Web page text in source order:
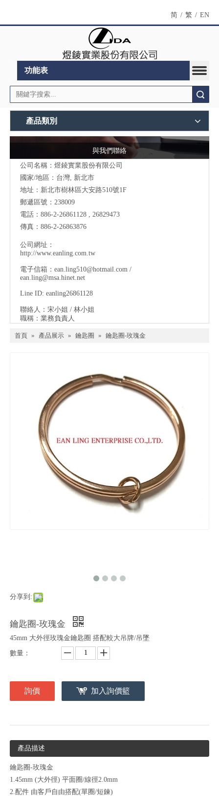
简 / 繁 / EN
功能表
產品類別
與我們聯絡
公司名稱：煜錂實業股份有限公司
國家/地區：台灣, 新北市
地址： 新北市樹林區大安路510號1F
郵遞區號：238009
電話：886-2-26861128 , 26829473
傳真：886-2-26863876
公司網址：
http://www.eanling.com.tw
電子信箱： ean.ling510@hotmail.com /
ean.ling@msa.hinet.net
Line ID: eanling26861128
聯絡人：宋小姐 / 林小姐
職稱：業務負責人
首頁 » 產品展示 » 鑰匙圈 » 鑰匙圈-玫瑰金
分享到:
鑰匙圈-玫瑰金
45mm 大外徑玫瑰金鑰匙圈 搭配較大吊牌/吊墜
數量：
詢價 加入詢價籃
產品描述
鑰匙圈-玫瑰金
1.45mm (大外徑) 平面圈/線徑2.0mm
2.配件 由客戶自由搭配(單圈/短鍊)